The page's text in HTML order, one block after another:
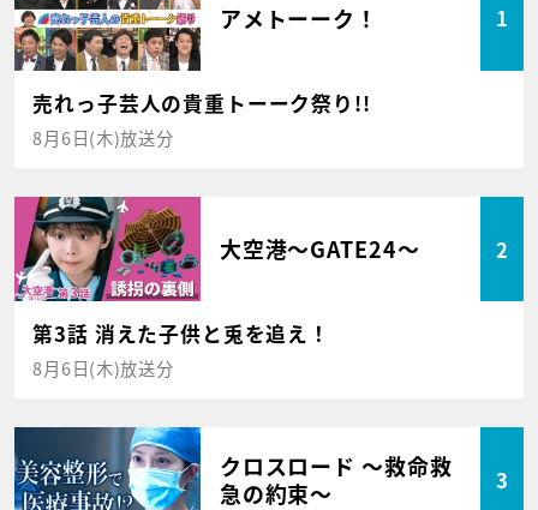
アメトーーク！ 1
売れっ子芸人の貴重トーーク祭り!!
8月6日(木)放送分
大空港～GATE24～ 2
第3話 消えた子供と兎を追え！
8月6日(木)放送分
クロスロード ～救命救
急の約束～
3